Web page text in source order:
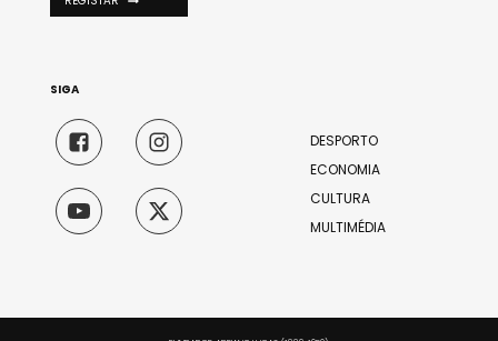
DESPORTO
ECONOMIA
CULTURA
MULTIMÉDIA
SIGA